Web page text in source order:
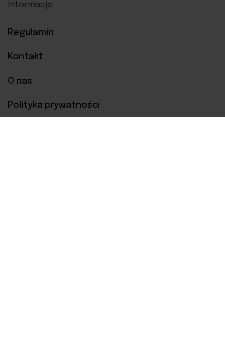
Informacje
Regulamin
Kontakt
O nas
Polityka prywatności